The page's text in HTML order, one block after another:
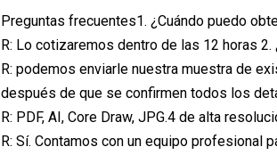
Preguntas frecuentes1. ¿Cuándo puedo
R: Lo cotizaremos dentro de las 12 horas
R: podemos enviarle nuestra muestra de
después de que se confirmen todos los
R: PDF, AI, Core Draw, JPG.4 de alta
R: Sí. Contamos con un equipo profesional